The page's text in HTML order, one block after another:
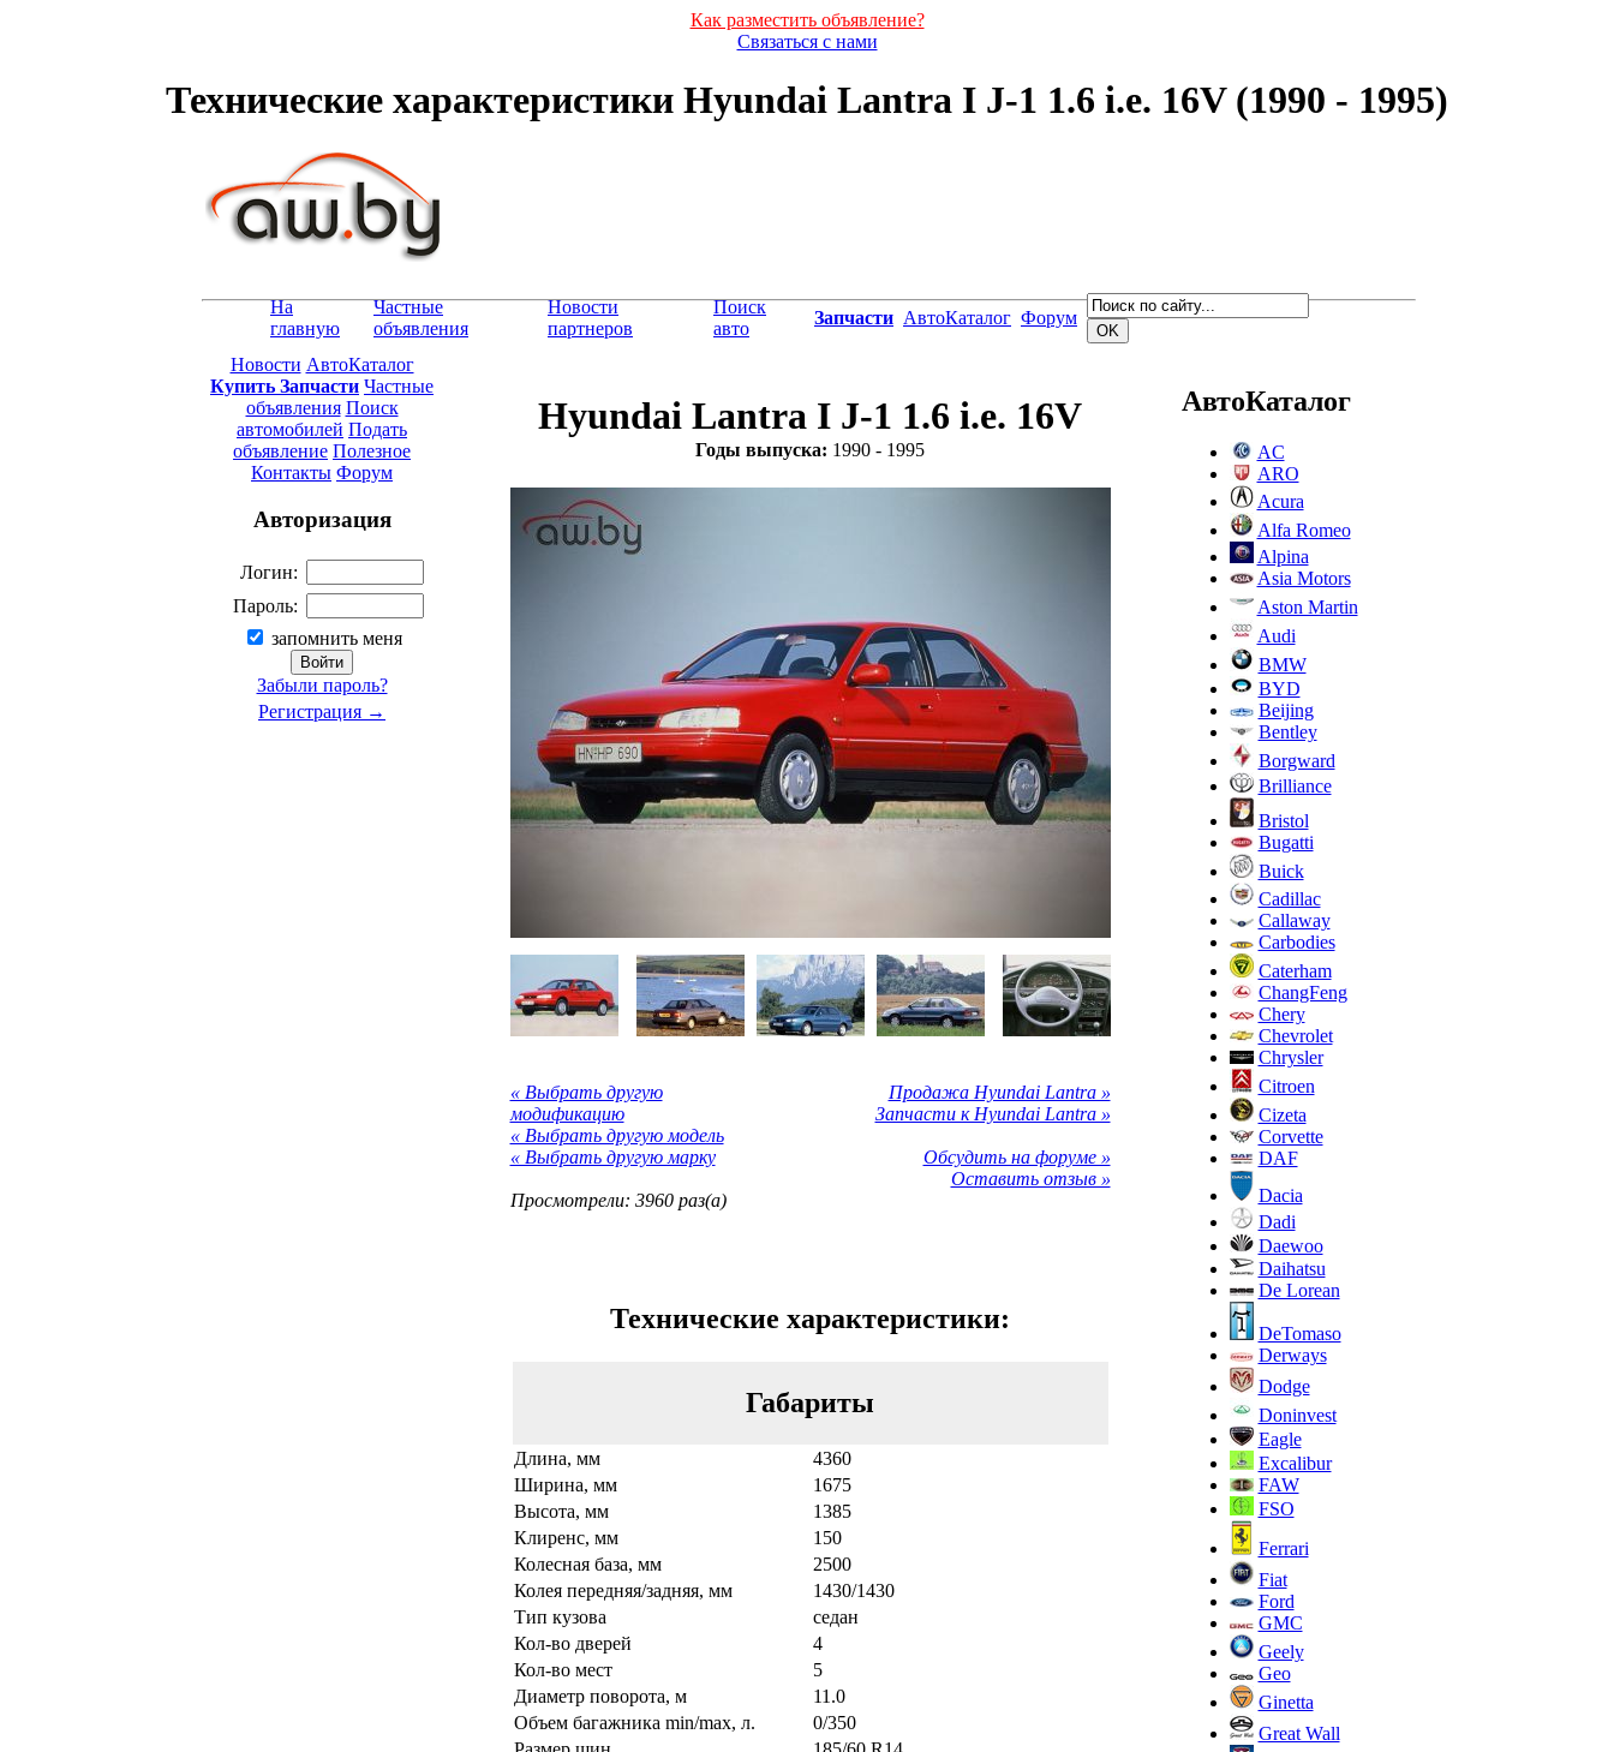
Как разместить объявление?
Связаться с нами
Технические характеристики Hyundai Lantra I J-1 1.6 i.e. 16V (1990 - 1995)
На
главную
Частные
объявления
Новости
партнеров
Поиск
авто
Запчасти АвтоКаталог Форум
Новости АвтоКаталог
Купить Запчасти Частные
объявления Поиск
автомобилей Подать
объявление Полезное
Контакты Форум
Авторизация
Логин:
Пароль:
запомнить меня
Забыли пароль?
Регистрация →
Hyundai Lantra I J-1 1.6 i.e. 16V
Годы выпуска: 1990 - 1995
« Выбрать другую
модификацию
« Выбрать другую модель
« Выбрать другую марку
Просмотрели: 3960 раз(а)
Продажа Hyundai Lantra »
Запчасти к Hyundai Lantra »
Обсудить на форуме »
Оставить отзыв »
Технические характеристики:
Габариты
Длина, мм
4360
Ширина, мм
1675
Высота, мм
1385
Клиренс, мм
150
Колесная база, мм
2500
Колея передняя/задняя, мм
1430/1430
Тип кузова
седан
Кол-во дверей
4
Кол-во мест
5
Диаметр поворота, м
11.0
Объем багажника min/max, л.
0/350
АвтоКаталог
AC
ARO
Acura
Alfa Romeo
Alpina
Asia Motors
Aston Martin
Audi
BMW
BYD
Beijing
Bentley
Borgward
Brilliance
Bristol
Bugatti
Buick
Cadillac
Callaway
Carbodies
Caterham
ChangFeng
Chery
Chevrolet
Chrysler
Citroen
Cizeta
Corvette
DAF
Dacia
Dadi
Daewoo
Daihatsu
De Lorean
DeTomaso
Derways
Dodge
Doninvest
Eagle
Excalibur
FAW
FSO
Ferrari
Fiat
Ford
GMC
Geely
Geo
Ginetta
Great Wall